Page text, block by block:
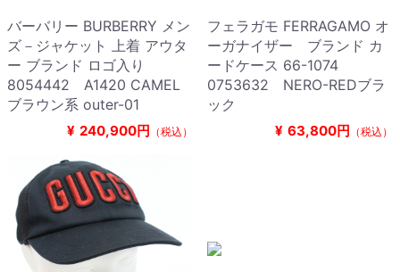
バーバリー BURBERRY メン
ズ－ジャケット 上着 アウタ
ー ブランド ロゴ入り
8054442 A1420 CAMEL
ブラウン系 outer-01
¥ 240,900円 （税込）
フェラガモ FERRAGAMO オ
ーガナイザー ブランド カ
ードケース 66-1074
0753632 NERO-REDブラ
ック
¥ 63,800円 （税込）